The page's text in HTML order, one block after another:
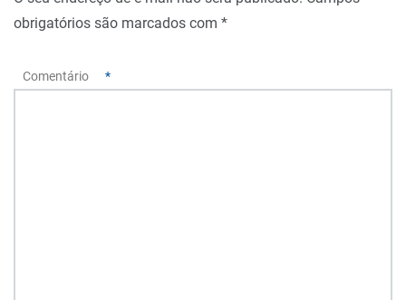
obrigatórios são marcados com *
Comentário *